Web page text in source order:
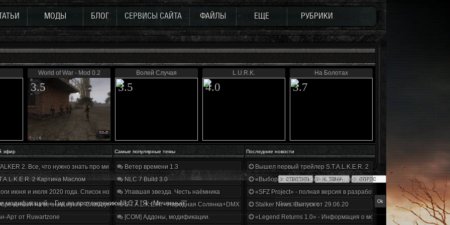
МОДЫ БЛОГ СЕРВИСЫ САЙТА ФАЙЛЫ ЕЩЕ РУБРИКИ
World of War - Mod 0.2
3.5
Волей Случая
3.5
L.U.R.K.
4.0
На Болотах
3.7
эфир Самые популярные темы Последние новости
2. Все, что нужно знать про мир, геймплей и сюжет | Разбор трейлера
2 Картина Маслом
июня и июля 2020 года. Список нововведений
на вечные муки». Слабоумие и отвага
Арт от Ruwartzone
Ветер времени 1.3
NLC 7 Build 3.0
Упавшая звезда. Честь наёмника
S.T.A.L.K.E.R. - Народная Солянка+DMX 1.3.5.ООП.МА.К.
[COM] Аддоны, модификации.
Вышел первый трейлер S.T.A.L.K.E.R. 2
«Выбор» - четвертый отчет о разработке!
«SFZ Project» - полная версия в разработке!
Stalker News. Выпуск от 29.06.20
«Legend Returns 1.0» - Информация о моде за июнь 2020
модификаций » Гид по прохождению NLC 7 "Я - Меченный"